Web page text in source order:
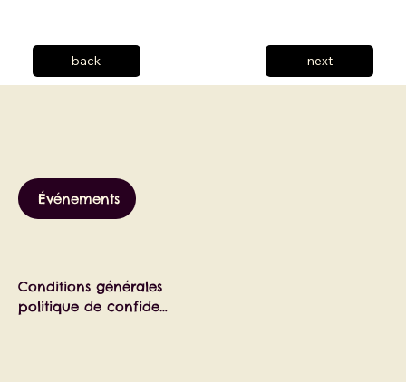
back next
Conditions générales
politique de confidentialité
Événements